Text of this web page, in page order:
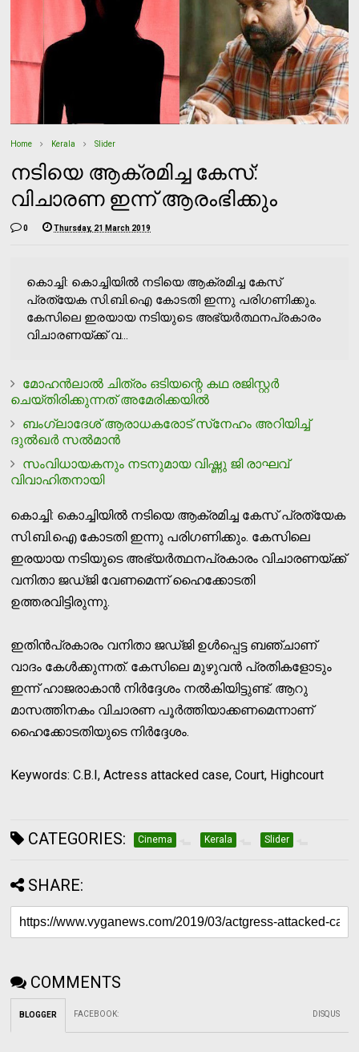
Home Kerala Slider
നടിയെ ആക്രമിച്ച കേസ്:
വിചാരണ ഇന്ന് ആരംഭിക്കും
0 Thursday, 21 March 2019
കൊച്ചി: കൊച്ചിയില്‍ നടിയെ ആക്രമിച്ച കേസ്
പ്രത്യേക സി.ബി.ഐ കോടതി ഇന്നു പരിഗണിക്കും.
കേസിലെ ഇരയായ നടിയുടെ അഭ്യര്‍ത്ഥനപ്രകാരം
വിചാരണയ്ക്ക് വ...
മോഹന്‍ലാല്‍ ചിത്രം ഒടിയന്റെ കഥ രജിസ്റ്റര്‍
ചെയ്തിരിക്കുന്നത് അമേരിക്കയില്‍
ബംഗ്ലാദേശ് ആരാധകരോട് സ്‌നേഹം അറിയിച്ച്
ദുല്‍ഖര്‍ സല്‍മാന്‍
സംവിധായകനും നടനുമായ വിഷ്ണു ജി രാഘവ്
വിവാഹിതനായി
കൊച്ചി: കൊച്ചിയില്‍ നടിയെ ആക്രമിച്ച കേസ് പ്രത്യേക
സി.ബി.ഐ കോടതി ഇന്നു പരിഗണിക്കും. കേസിലെ
ഇരയായ നടിയുടെ അഭ്യര്‍ത്ഥനപ്രകാരം വിചാരണയ്ക്ക്
വനിതാ ജഡ്ജി വേണമെന്ന് ഹൈക്കോടതി
ഉത്തരവിട്ടിരുന്നു.
ഇതിന്‍പ്രകാരം വനിതാ ജഡ്ജി ഉള്‍പ്പെട്ട ബഞ്ചാണ്
വാദം കേള്‍ക്കുന്നത്. കേസിലെ മുഴുവന്‍ പ്രതികളോടും
ഇന്ന് ഹാജരാകാന്‍ നിര്‍ദ്ദേശം നല്‍കിയിട്ടുണ്ട്. ആറു
മാസത്തിനകം വിചാരണ പൂര്‍ത്തിയാക്കണമെന്നാണ്
ഹൈക്കോടതിയുടെ നിര്‍ദ്ദേശം.
Keywords: C.B.I, Actress attacked case, Court, Highcourt
CATEGORIES: Cinema Kerala Slider
SHARE:
COMMENTS
BLOGGER FACEBOOK: DISQUS